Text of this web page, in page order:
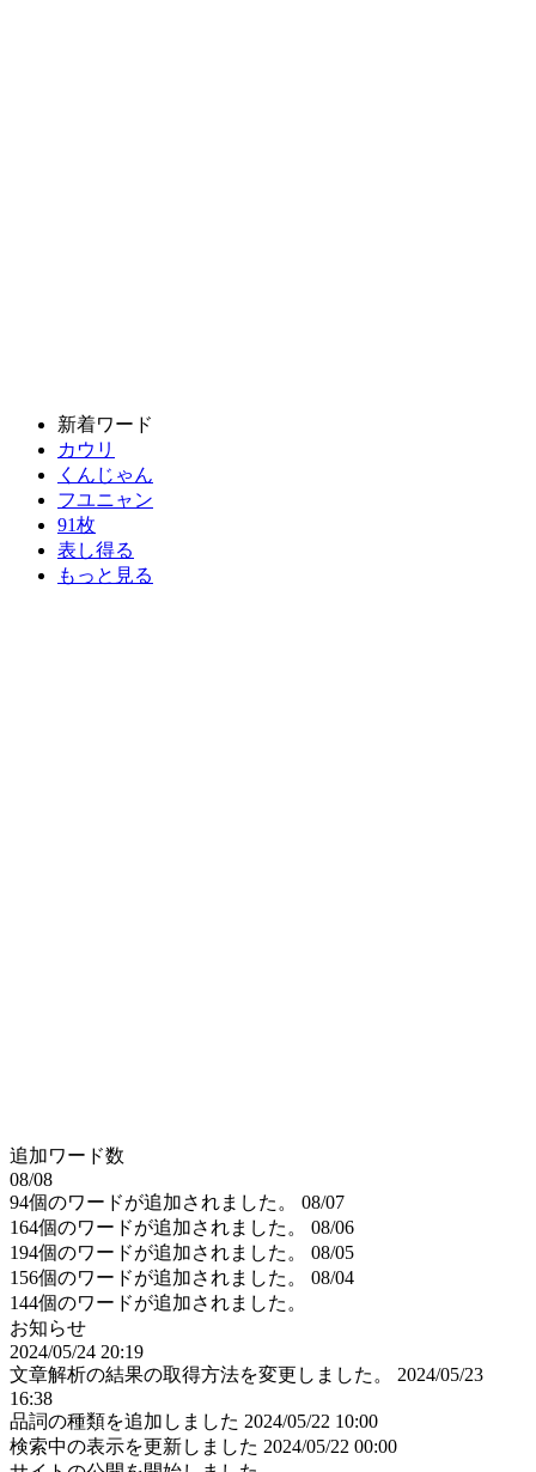
新着ワード
カウリ
くんじゃん
フユニャン
91枚
表し得る
もっと見る
追加ワード数
08/08
94個のワードが追加されました。
08/07
164個のワードが追加されました。
08/06
194個のワードが追加されました。
08/05
156個のワードが追加されました。
08/04
144個のワードが追加されました。
お知らせ
2024/05/24 20:19
文章解析の結果の取得方法を変更しました。
2024/05/23
16:38
品詞の種類を追加しました 2024/05/22 10:00
検索中の表示を更新しました 2024/05/22 00:00